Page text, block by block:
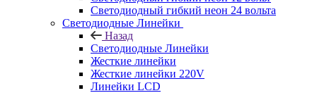
Светодиодный гибкий неон 24 вольта
Светодиодные Линейки
Назад
Светодиодные Линейки
Жесткие линейки
Жесткие линейки 220V
Линейки LCD